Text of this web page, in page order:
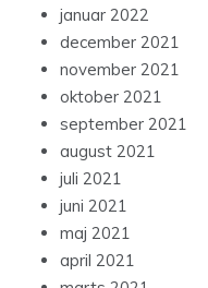
januar 2022
december 2021
november 2021
oktober 2021
september 2021
august 2021
juli 2021
juni 2021
maj 2021
april 2021